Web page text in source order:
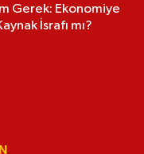
Gerek: Ekonomiye
İsrafı mı?